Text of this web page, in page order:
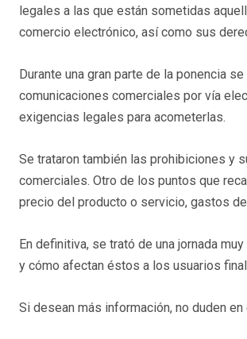
legales a las que están sometidas
comercio electrónico, así como sus
Durante una gran parte de la ponencia
comunicaciones comerciales por vía
exigencias legales para acometerlas.
Se trataron también las prohibiciones y
comerciales. Otro de los puntos que
precio del producto o servicio, gastos
En definitiva, se trató de una jornada
y cómo afectan éstos a los usuarios
Si desean más información, no duden en